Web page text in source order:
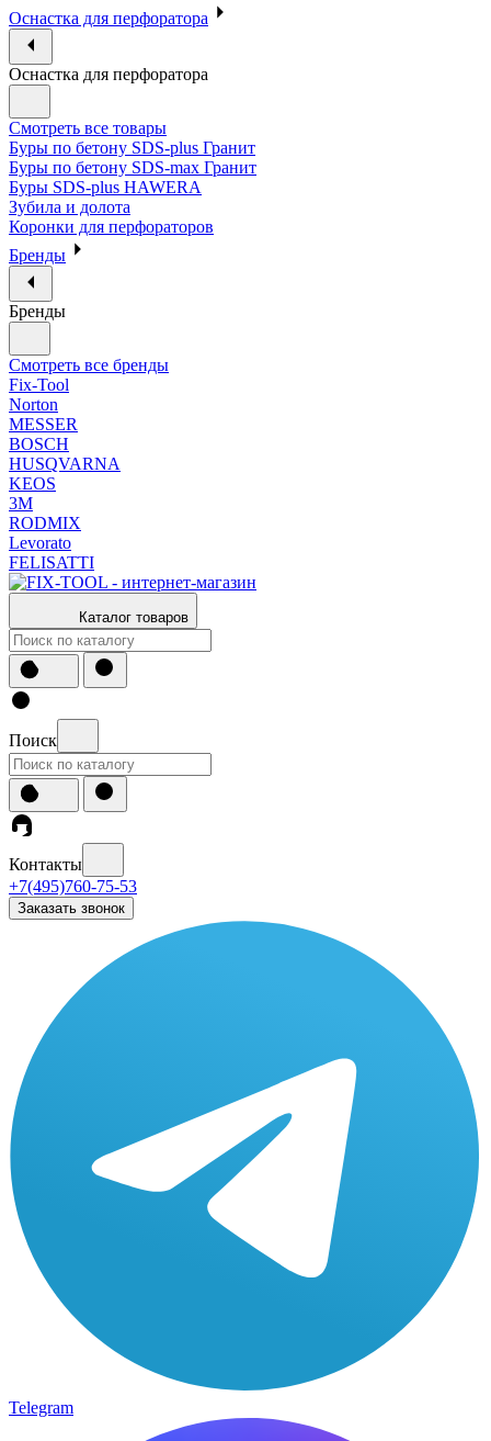
Оснастка для перфоратора
Оснастка для перфоратора
Смотреть все товары
Буры по бетону SDS-plus Гранит
Буры по бетону SDS-max Гранит
Буры SDS-plus HAWERA
Зубила и долота
Коронки для перфораторов
Бренды
Бренды
Смотреть все бренды
Fix-Tool
Norton
MESSER
BOSCH
HUSQVARNA
KEOS
3М
RODMIX
Levorato
FELISATTI
Каталог товаров
Поиск
Контакты
+7(495)760-75-53
Заказать звонок
Telegram